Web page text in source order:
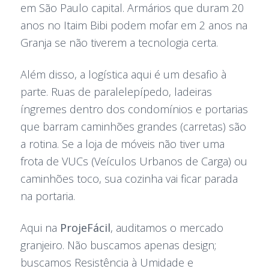
em São Paulo capital. Armários que duram 20
anos no Itaim Bibi podem mofar em 2 anos na
Granja se não tiverem a tecnologia certa.
Além disso, a logística aqui é um desafio à
parte. Ruas de paralelepípedo, ladeiras
íngremes dentro dos condomínios e portarias
que barram caminhões grandes (carretas) são
a rotina. Se a loja de móveis não tiver uma
frota de VUCs (Veículos Urbanos de Carga) ou
caminhões toco, sua cozinha vai ficar parada
na portaria.
Aqui na ProjeFácil, auditamos o mercado
granjeiro. Não buscamos apenas design;
buscamos Resistência à Umidade e